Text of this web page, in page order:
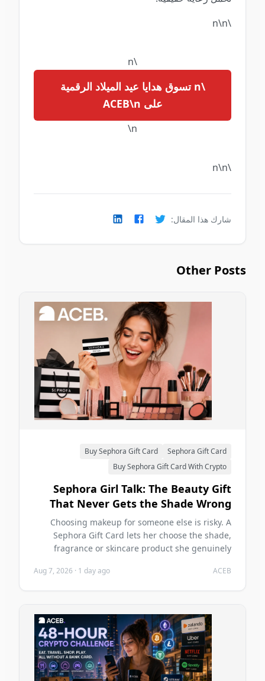
\n تسوق هدايا عيد الميلاد الرقمية
على ACEB\n
شارك هذا المقال:
Other Posts
Sephora Gift Card
Buy Sephora Gift Card
Buy Sephora Gift Card With Crypto
Sephora Girl Talk: The Beauty Gift
That Never Gets the Shade Wrong
Choosing makeup for someone else is risky. A
Sephora Gift Card lets her choose the shade,
fragrance or skincare product she genuinely
ACEB
Aug 7, 2026·1 day ago